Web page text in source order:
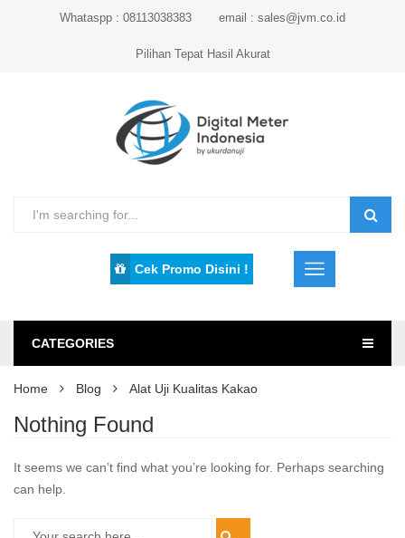
Whataspp : 08113038383 email : sales@jvm.co.id
Pilihan Tepat Hasil Akurat
Cek Promo Disini !
CATEGORIES
Home Blog Alat Uji Kualitas Kakao
Nothing Found
It seems we can’t find what you’re looking for. Perhaps searching
can help.